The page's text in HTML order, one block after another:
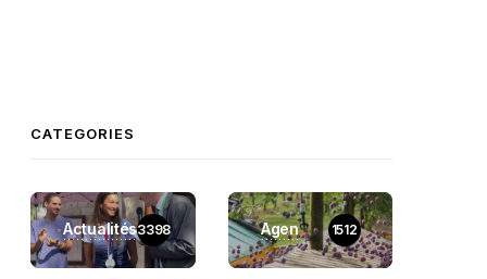
CATEGORIES
Actualités3398 Agen 1512